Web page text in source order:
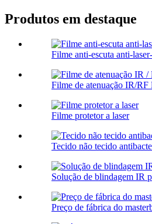
Produtos em destaque
Filme anti-escuta anti-
Filme de atenuação IR/
Filme protetor a laser
Tecido não tecido
Solução de blindagem IR
Preço de fábrica do